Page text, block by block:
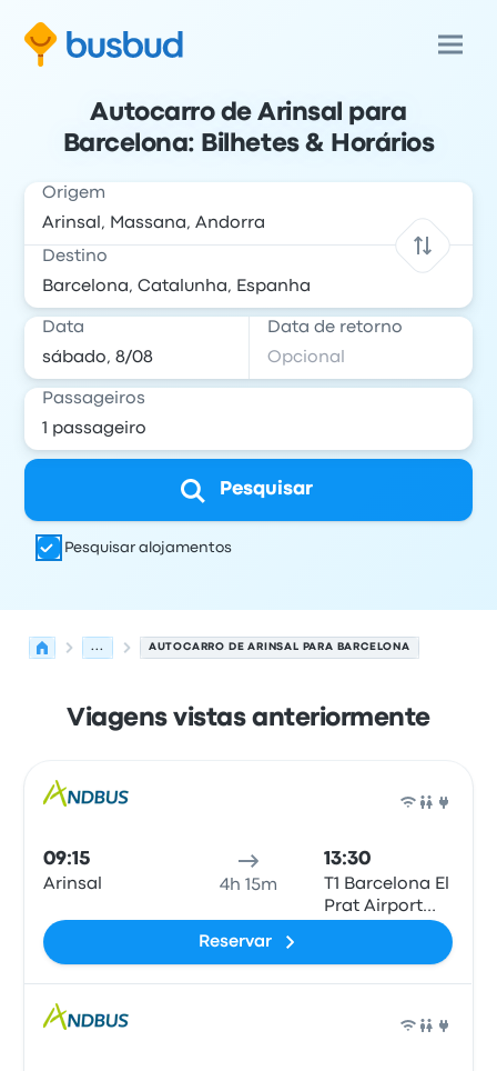
Autocarro de Arinsal para
Barcelona: Bilhetes & Horários
Origem
Destino
Data Data de retorno
Passageiros
Pesquisar
Pesquisar alojamentos
... AUTOCARRO DE ARINSAL PARA BARCELONA
Viagens vistas anteriormente
09:15
Arinsal 4h 15m
13:30
T1 Barcelona El
Prat Airport
Reservar